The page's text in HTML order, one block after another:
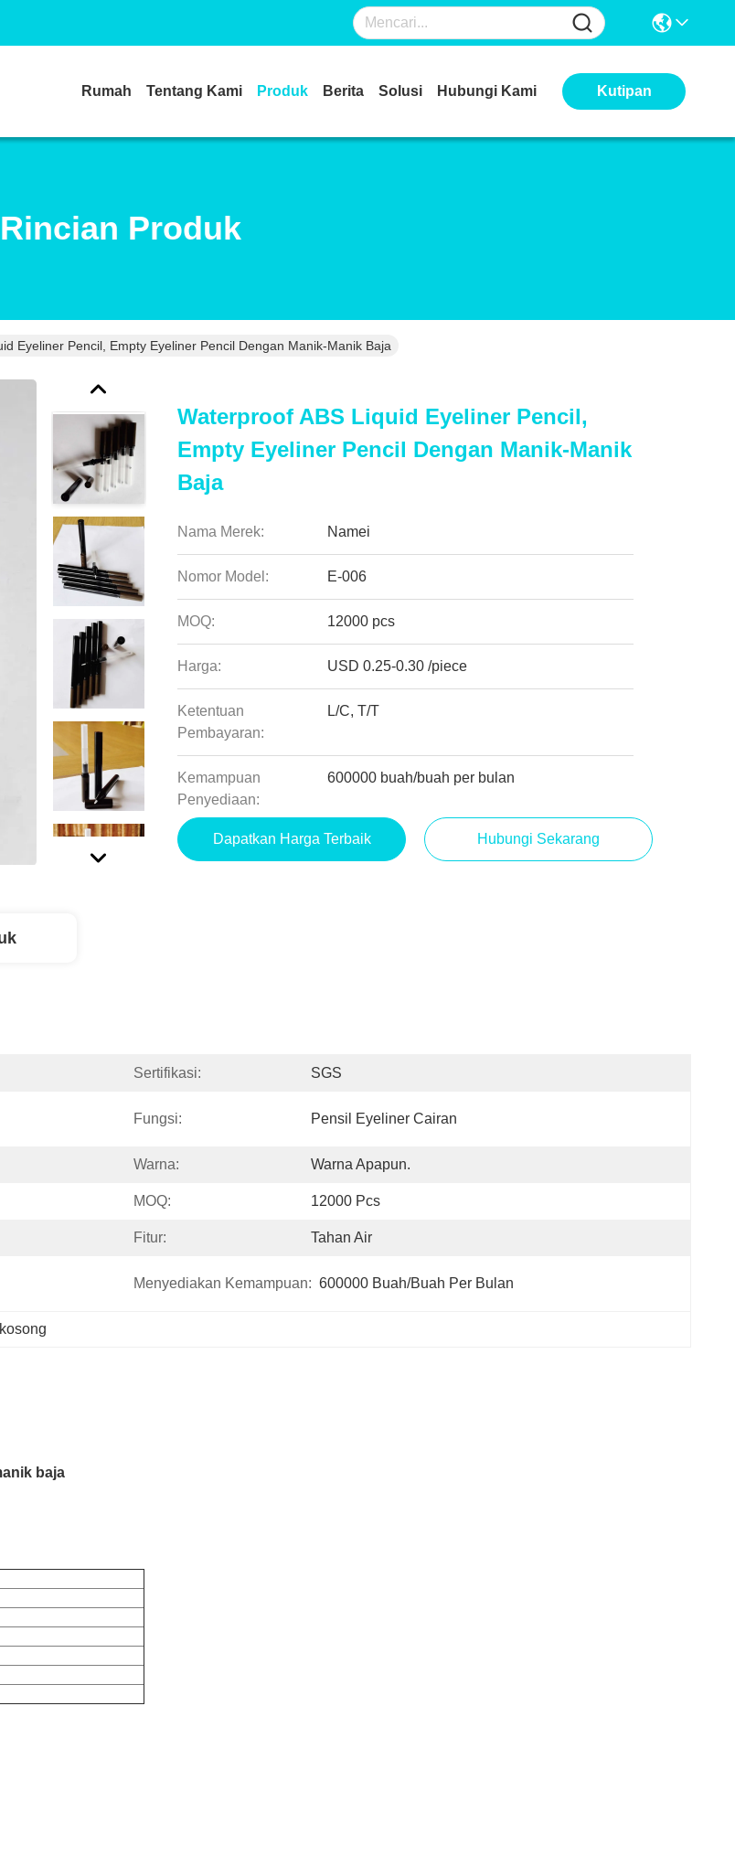
Rumah Tentang Kami Produk Berita Solusi Hubungi Kami Kutipan
Rincian Produk
Eyeliner Pencil, Empty Eyeliner Pencil Dengan Manik-Manik Baja
Waterproof ABS Liquid Eyeliner Pencil,
Empty Eyeliner Pencil Dengan Manik-Manik
Baja
Nama Merek: Namei
Nomor Model: E-006
MOQ: 12000 pcs
Harga: USD 0.25-0.30 /piece
Ketentuan
Pembayaran:
L/C, T/T
Kemampuan
Penyediaan:
600000 buah/buah per bulan
Dapatkan Harga Terbaik Hubungi Sekarang
Sertifikasi: SGS
Fungsi: Pensil Eyeliner Cairan
Warna: Warna Apapun.
MOQ: 12000 Pcs
Fitur: Tahan Air
Menyediakan Kemampuan: 600000 Buah/buah Per Bulan
baja